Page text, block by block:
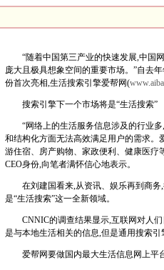
“随着中国第三产业的快速发展,中国网
庞大且极具想象空间的重要市场。”自去
份首次亮相,生活搜索引擎爱帮网(
搜索引擎下一个市场将是“生活搜索”
“网络上的生活服务信息涉及的行业多,
和结构化方面无法高效满足用户的需求。
游住宿、房产购物、家政便利、健康医疗
CEO身份,向笔者满怀信心地表示。
在刘建国看来,从资讯、娱乐再到商务,
是“生活搜索”这一全新领域。
CNNIC的调查结果显示,互联网对人们
是与本地生活相关的信息,但是通用搜索
爱帮网要做国内最大生活信息网上平